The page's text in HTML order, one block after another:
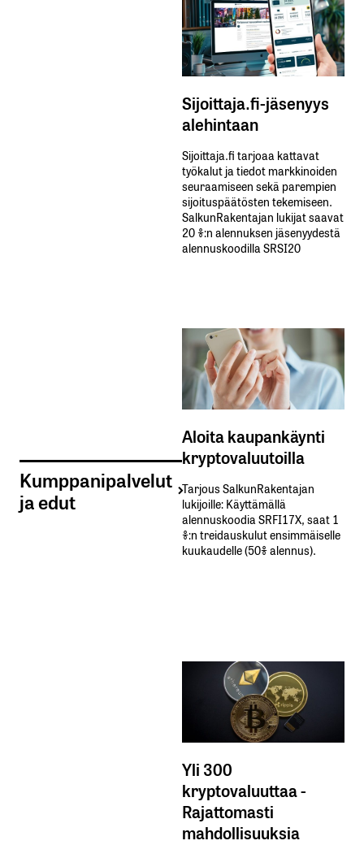
Kumppanipalvelut
ja edut
Sijoittaja.fi-jäsenyys
alehintaan
Sijoittaja.fi tarjoaa kattavat
työkalut ja tiedot markkinoiden
seuraamiseen sekä parempien
sijoituspäätösten tekemiseen.
SalkunRakentajan lukijat saavat
20 %:n alennuksen jäsenyydestä
alennuskoodilla SRSI20
Aloita kaupankäynti
kryptovaluutoilla
Tarjous SalkunRakentajan
lukijoille: Käyttämällä​ ​
alennuskoodia​ ​SRFI17X,​ ​saat​ ​1
%:n treidauskulut​ ​ensimmäiselle​ ​
kuukaudelle​ ​(50%​ ​alennus).
Yli 300
kryptovaluuttaa -
Rajattomasti
mahdollisuuksia